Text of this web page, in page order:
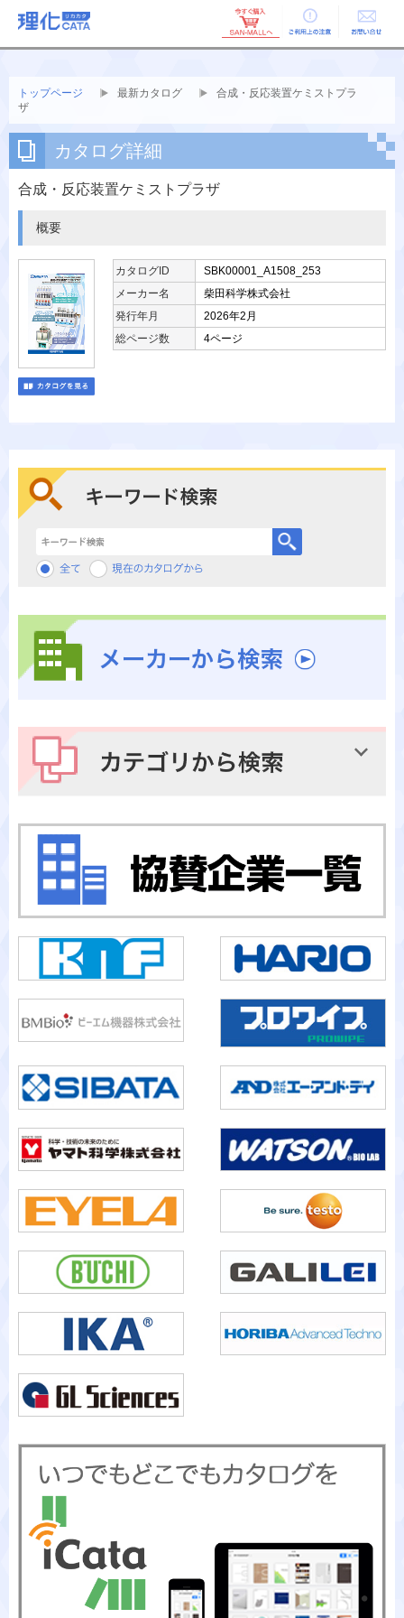
ご利用上の お問い合せ
トップページ 最新カタログ
合成・反応装置ケミストプラ
ザ
カタログ詳細
合成・反応装置ケミストプラザ
概要
カタログID
SBK00001_A1508_253
メーカー名
柴田科学株式会社
発行年月
2026年2月
総ページ数
4ページ
キーワード検索